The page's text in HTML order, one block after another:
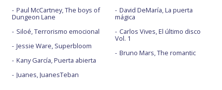
Paul McCartney, The boys of
Dungeon Lane
Siloé, Terrorismo emocional
Jessie Ware, Superbloom
Kany García, Puerta abierta
Juanes, JuanesTeban
David DeMaría, La puerta
mágica
Carlos Vives, El último disco
Vol. 1
Bruno Mars, The romantic